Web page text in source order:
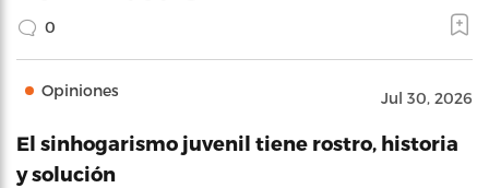
0
Opiniones Jul 30, 2026
El sinhogarismo juvenil tiene rostro, historia
y solución